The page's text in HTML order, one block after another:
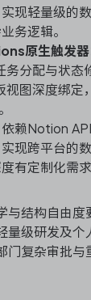
实现轻量级的
务逻辑。
原生触发器
分配与状态
图深度绑定
依赖Notion
现跨平台的
有定制化需
与结构自由度
量级研发及个
门复杂审批与